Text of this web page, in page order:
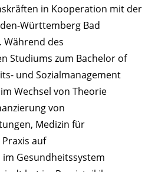
in Kooperation mit der
Württemberg Bad
des
Studiums zum Bachelor of
und Sozialmanagement
Wechsel von Theorie
von
Medizin für
auf
Gesundheitssystem